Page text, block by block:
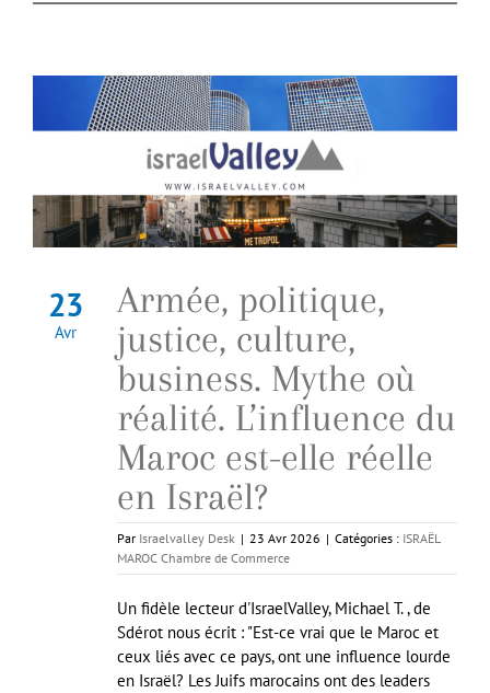
23
Avr
Armée, politique,
justice, culture,
business. Mythe où
réalité. L’influence du
Maroc est-elle réelle
en Israël?
Par Israelvalley Desk | 23 Avr 2026 | Catégories : ISRAËL
MAROC Chambre de Commerce
Un fidèle lecteur d'IsraelValley, Michael T. , de
Sdérot nous écrit : "Est-ce vrai que le Maroc et
ceux liés avec ce pays, ont une influence lourde
en Israël? Les Juifs marocains ont des leaders